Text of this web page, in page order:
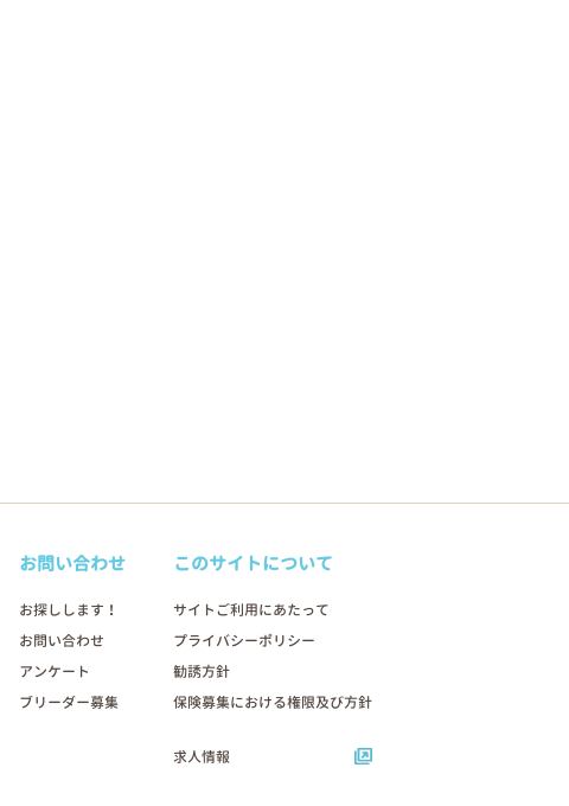
お問い合わせ
お探しします！
お問い合わせ
アンケート
ブリーダー募集
このサイトについて
サイトご利用にあたって
プライバシーポリシー
勧誘方針
保険募集における権限及び方針
求人情報